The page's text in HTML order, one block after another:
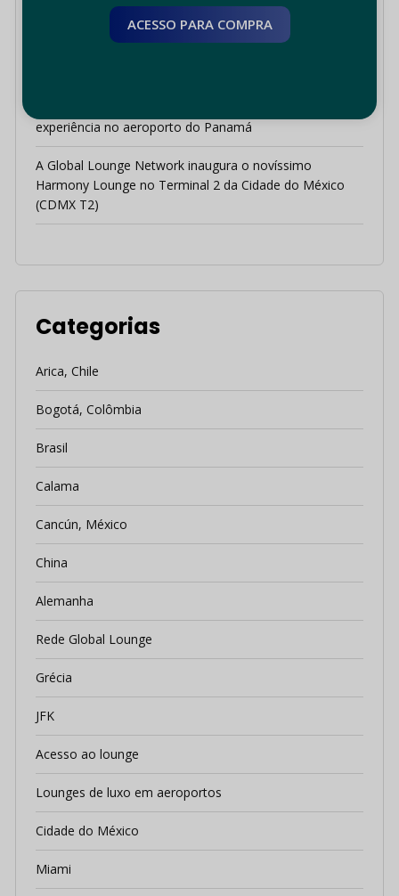
Guia de Viagem de Verão na Grécia: Escape do calor
experiência no aeroporto do Panamá
A Global Lounge Network inaugura o novíssimo
Harmony Lounge no Terminal 2 da Cidade do México
(CDMX T2)
Categorias
Arica, Chile
Bogotá, Colômbia
Brasil
Calama
Cancún, México
China
Alemanha
Rede Global Lounge
Grécia
JFK
Acesso ao lounge
Lounges de luxo em aeroportos
Cidade do México
Miami
ACESSO PARA COMPRA